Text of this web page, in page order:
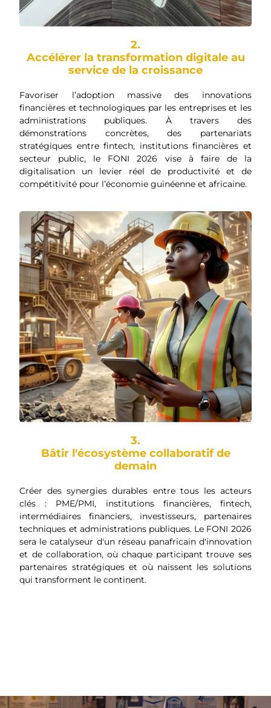
2.
Accélérer la transformation digitale au
service de la croissance
Favoriser l’adoption massive des innovations
financières et technologiques par les entreprises et les
administrations publiques. À travers des
démonstrations concrètes, des partenariats
stratégiques entre fintech, institutions financières et
secteur public, le FONI 2026 vise à faire de la
digitalisation un levier réel de productivité et de
compétitivité pour l’économie guinéenne et africaine.
3.
Bâtir l'écosystème collaboratif de
demain
Créer des synergies durables entre tous les acteurs
clés : PME/PMI, institutions financières, fintech,
intermédiaires financiers, investisseurs, partenaires
techniques et administrations publiques. Le FONI 2026
sera le catalyseur d'un réseau panafricain d'innovation
et de collaboration, où chaque participant trouve ses
partenaires stratégiques et où naissent les solutions
qui transforment le continent.